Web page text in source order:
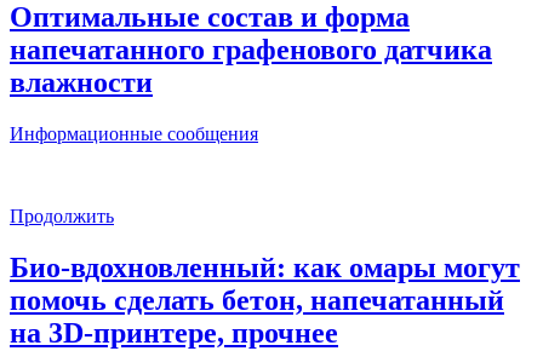
Оптимальные состав и форма
напечатанного графенового датчика
влажности
Информационные сообщения
Продолжить
Био-вдохновленный: как омары могут
помочь сделать бетон, напечатанный
на 3D-принтере, прочнее